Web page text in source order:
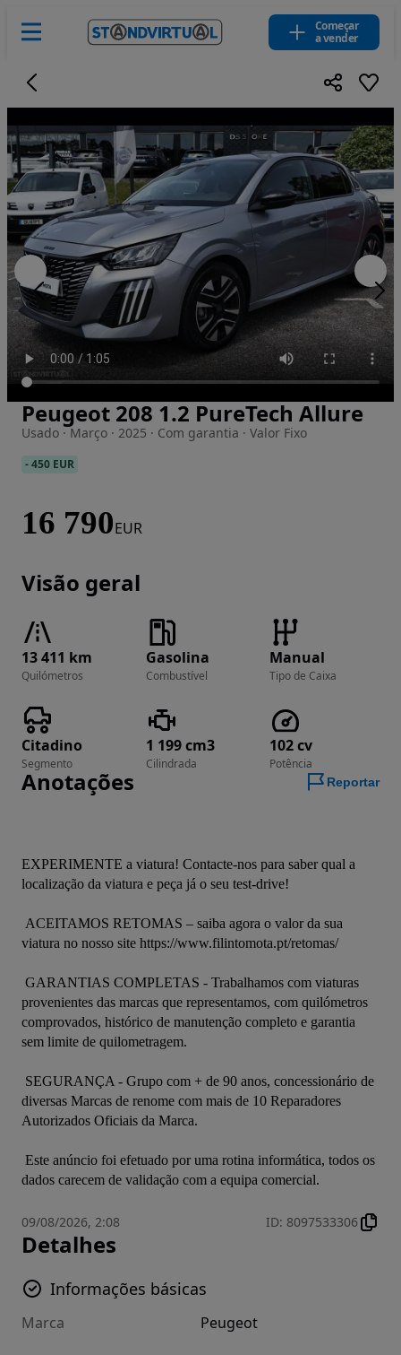
Começar
a vender
Imagem 1 de 19
Peugeot 208 1.2 PureTech Allure
Usado · Março · 2025 · Com garantia · Valor Fixo
-450 EUR
16 790EUR
Visão geral
13 411 km
Quilómetros
Gasolina
Combustível
Manual
Tipo de Caixa
Citadino
Segmento
1 199 cm3
Cilindrada
102 cv
Potência
Anotações Reportar
EXPERIMENTE a viatura! Contacte-nos para saber qual a
localização da viatura e peça já o seu test-drive!
viatura no nosso site https://www.filintomota.pt/retomas/
provenientes das marcas que representamos, com quilómetros
comprovados, histórico de manutenção completo e garantia
sem limite de quilometragem.
diversas Marcas de renome com mais de 10 Reparadores
Autorizados Oficiais da Marca.
dados carecem de validação com a equipa comercial.
09/08/2026, 2:08 ID: 8097533306
Detalhes
Informações básicas
Marca Peugeot